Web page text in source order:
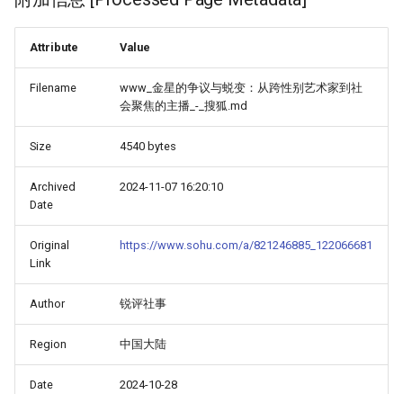
Attribute Value
Filename
www_金星的争议与蜕变：从跨性别艺术家到社
会聚焦的主播_-_搜狐.md
Size 4540 bytes
Archived
Date
2024-11-07 16:20:10
Original
Link
https://www.sohu.com/a/821246885_122066681
Author 锐评社事
Region 中国大陆
Date 2024-10-28